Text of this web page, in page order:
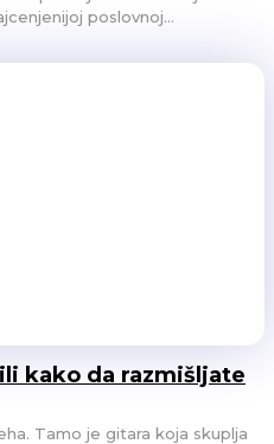
poslovnoj...
kako da razmišljate
Tamo je gitara koja skuplja